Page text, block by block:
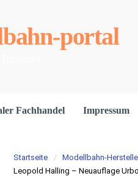
portal
Fachhandel Impressum
Startseite Modellbahn-
Leopold Halling – Neuauflage